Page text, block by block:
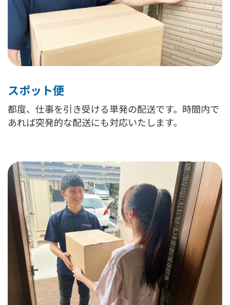
スポット便
都度、仕事を引き受ける単発の配送です。時間内で
あれば突発的な配送にも対応いたします。